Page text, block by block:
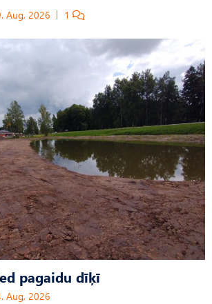
Aug, 2026 1
pagaidu dīķī
Aug, 2026